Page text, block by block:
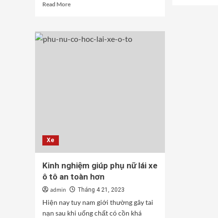
Read MoreRead
Taxi
Trần
Xe
Kinh nghiệm giúp phụ nữ lái xe
ô tô an toàn hơn
admin Tháng 4 21, 2023
Hiện nay tuy nam giới thường gây tai
nạn sau khi uống chất có cồn khá